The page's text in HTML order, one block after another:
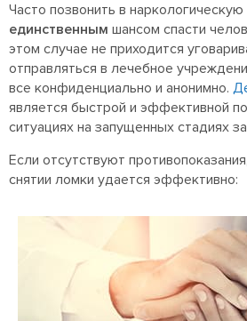
Часто позвонить в
единственным шансом спасти
этом случае не приходится
отправляться в лечебное
все конфиденциально и анонимно.
является быстрой и эффективной
ситуациях на запущенных стадиях
Если отсутствуют
снятии ломки удается эффективно: